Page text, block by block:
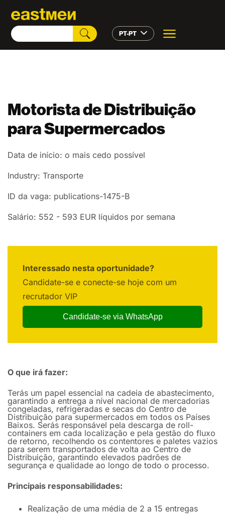
PT-PT
Motorista de Distribuição
para Supermercados
Data de início: o mais cedo possível
Industry: Transporte
ID da vaga: publications-1475-B
Salário: 552 - 593 EUR líquidos por semana
Interessado nesta oportunidade?
Candidate-se e conecte-se hoje com um
recrutador VIP
Candidate-se via WhatsApp
O que irá fazer:
Terás um papel essencial na cadeia de abastecimento,
garantindo a entrega a nível nacional de mercadorias
congeladas, refrigeradas e secas do Centro de
Distribuição para supermercados em todos os Países
Baixos. Serás responsável pela descarga de roll-
containers em cada localização e pela gestão do fluxo
de retorno, recolhendo os contentores e paletes vazios
para serem transportados de volta ao Centro de
Distribuição, garantindo elevados padrões de
segurança e qualidade ao longo de todo o processo.
Principais responsabilidades:
Realização de uma média de 2 a 15 entregas